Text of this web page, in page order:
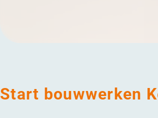
Start bouwwerken